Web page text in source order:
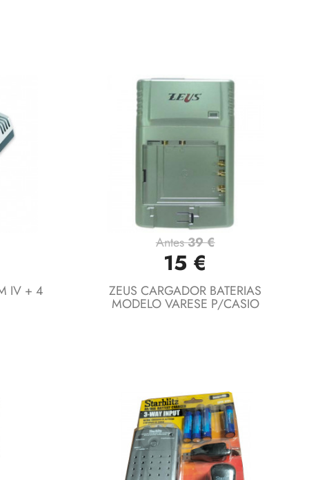
IV + 4
Vista rápida
Antes39 €
15 €
ZEUS CARGADOR BATERIAS
MODELO VARESE P/CASIO